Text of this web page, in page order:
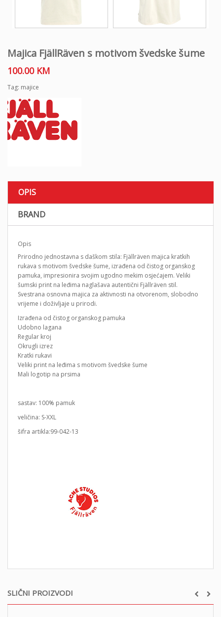
SLIČNI PROIZVODI
Majica FjällRäven s motivom švedske šume
100.00 KM
Tag: majice
OPIS
BRAND
Opis
Prirodno jednostavna s daškom stila: Fjällräven majica kratkih
rukava s motivom švedske šume, izrađena od čistog organskog
pamuka, impresionira svojim ugodno mekim osjećajem. Veliki
šumski print na leđima naglašava autentični Fjällräven stil.
Svestrana osnovna majica za aktivnosti na otvorenom, slobodno
vrijeme i doživljaje u prirodi.
Izrađena od čistog organskog pamuka
Udobno lagana
Regular kroj
Okrugli izrez
Kratki rukavi
Veliki print na leđima s motivom švedske šume
Mali logotip na prsima
sastav: 100% pamuk
veličina: S-XXL
šifra artikla:99-042-13